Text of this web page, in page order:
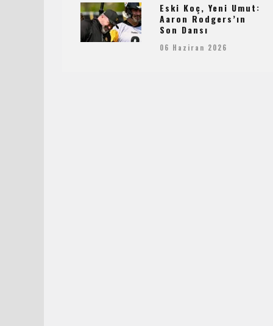
Eski Koç, Yeni Umut:
Aaron Rodgers’ın
Son Dansı
06 Haziran 2026